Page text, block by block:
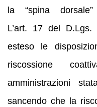
la “spina dorsale”
L’art. 17 del
esteso le
riscossione
amministrazioni
sancendo che la